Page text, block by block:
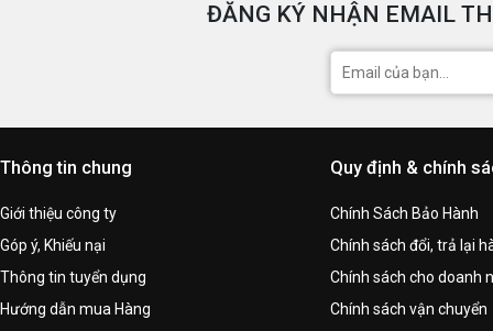
ĐĂNG KÝ NHẬN EMAIL
Thông tin chung
Giới thiệu công ty
Góp ý, Khiếu nại
Thông tin tuyển dụng
Hướng dẫn mua Hàng
Quy định & chính
Chính Sách Bảo Hành
Chính sách đổi, trả lại
Chính sách cho doanh
Chính sách vận chuyển